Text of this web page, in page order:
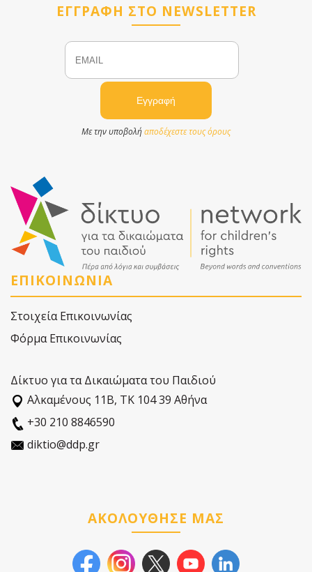
ΕΓΓΡΑΦΗ ΣΤΟ NEWSLETTER
Email
Με την υποβολήαποδέχεστε τους όρους
ΕΠΙΚΟΙΝΩΝΙΑ
Στοιχεία Επικοινωνίας
Φόρμα Επικοινωνίας
Δίκτυο για τα Δικαιώματα του Παιδιού
Αλκαµένους 11Β, ΤΚ 104 39 Αθήνα
+30 210 8846590
diktio@ddp.gr
ΑΚΟΛΟΥΘΗΣΕ ΜΑΣ